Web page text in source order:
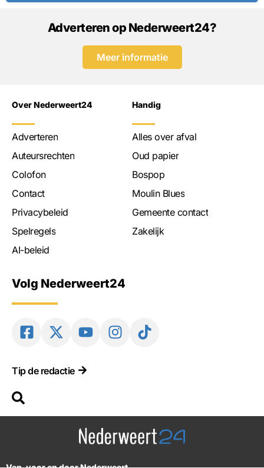
Adverteren op Nederweert24?
Meer informatie
Over Nederweert24
Adverteren
Auteursrechten
Colofon
Contact
Privacybeleid
Spelregels
AI-beleid
Handig
Alles over afval
Oud papier
Bospop
Moulin Blues
Gemeente contact
Zakelijk
Volg Nederweert24
Tip de redactie